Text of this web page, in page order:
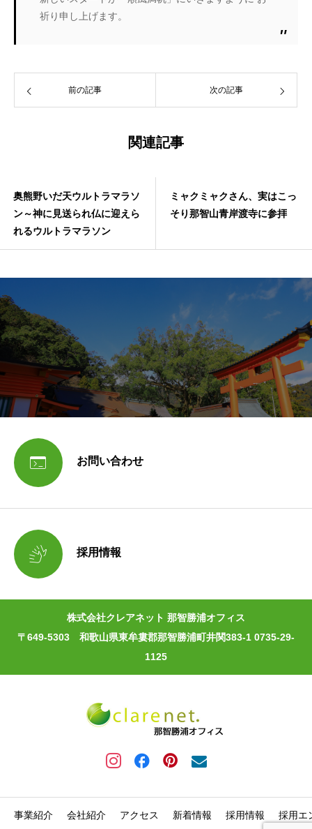
祈り申し上げます。
前の記事 次の記事
関連記事
奥熊野いだ天ウルトラマラソ
ン～神に見送られ仏に迎えら
れるウルトラマラソン
ミャクミャクさん、実はこっ
そり那智山青岸渡寺に参拝
 お問い合わせ
 採用情報
株式会社クレアネット 那智勝浦オフィス
〒649-5303 和歌山県東牟婁郡那智勝浦町井関383-1 0735-29-
1125
事業紹介 会社紹介 アクセス 新着情報 採用情報 採用エ